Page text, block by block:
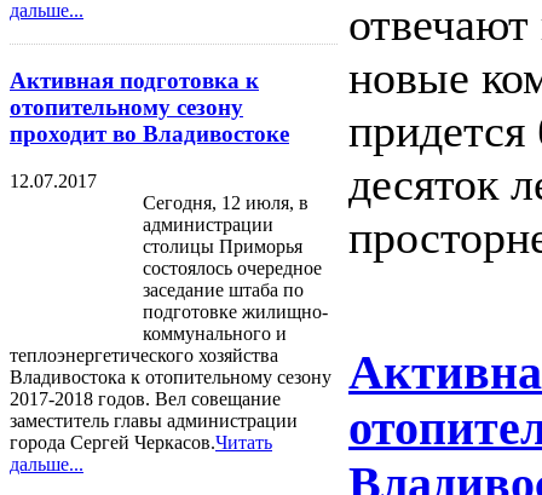
дальше...
Активная подготовка к
отопительному сезону
проходит во Владивостоке
12.07.2017
Сегодня, 12 июля, в
администрации
столицы Приморья
состоялось очередное
заседание штаба по
подготовке жилищно-
коммунального и
теплоэнергетического хозяйства
Владивостока к отопительному сезону
2017-2018 годов. Вел совещание
заместитель главы администрации
города Сергей Черкасов.Читать
дальше...
новые
десяток